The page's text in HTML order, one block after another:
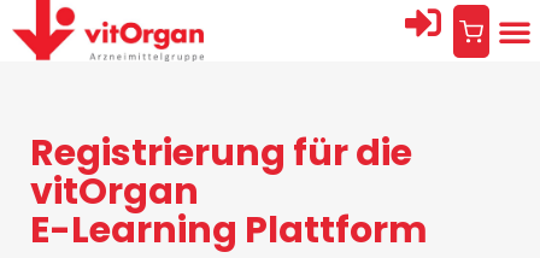
Registrierung für die
vitOrgan
E-Learning Plattform